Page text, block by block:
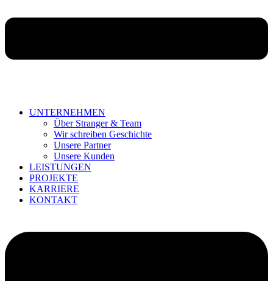
UNTERNEHMEN
Über Stranger & Team
Wir schreiben Geschichte
Unsere Partner
Unsere Kunden
LEISTUNGEN
PROJEKTE
KARRIERE
KONTAKT